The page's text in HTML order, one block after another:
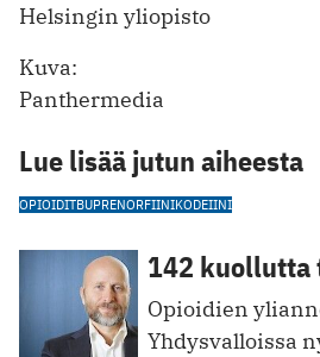
Helsingin yliopisto
Kuva:
Panthermedia
Lue lisää jutun aiheesta
OPIOIDITBUPRENORFIINIKODEIINI
142 kuollutta
Opioidien
Yhdysvalloissa